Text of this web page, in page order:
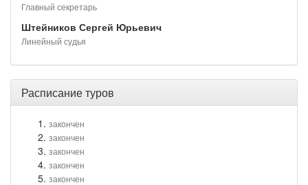
Главный секретарь
Штейников Сергей Юрьевич
Линейный судья
Расписание туров
закончен
закончен
закончен
закончен
закончен